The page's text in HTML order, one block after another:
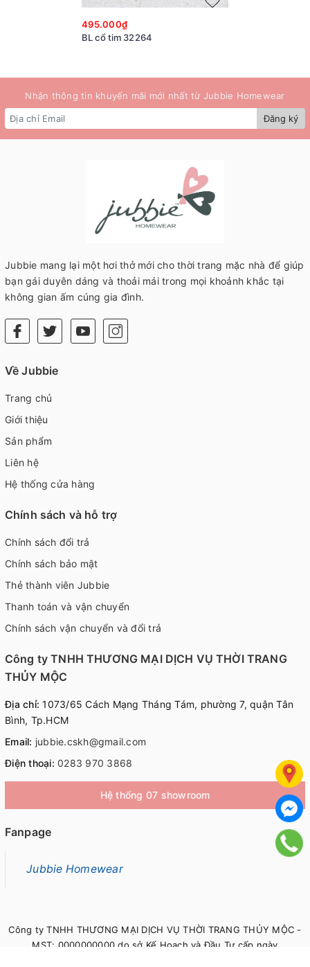
495.000₫
BL cổ tim 32264
Nhận thông tin khuyến mãi mới nhất từ Jubbie Homewear
Đăng ký
Jubbie mang lại một hơi thở mới cho thời trang mặc nhà để giúp
bạn gái duyên dáng và thoải mái trong mọi khoảnh khắc tại
không gian ấm cúng gia đình.
Về Jubbie
Trang chủ
Giới thiệu
Sản phẩm
Liên hệ
Hệ thống cửa hàng
Chính sách và hỗ trợ
Chính sách đổi trả
Chính sách bảo mật
Thẻ thành viên Jubbie
Thanh toán và vận chuyển
Chính sách vận chuyển và đổi trả
Công ty TNHH THƯƠNG MẠI DỊCH VỤ THỜI TRANG
THỦY MỘC
Địa chỉ: 1073/65 Cách Mạng Tháng Tám, phường 7, quận Tân
Bình, Tp.HCM
Email: jubbie.cskh@gmail.com
Điện thoại: 0283 970 3868
Hệ thống 07 showroom
Công ty TNHH THƯƠNG MẠI DỊCH VỤ THỜI TRANG THỦY MỘC -
MST: 0000000000 do sở Kế Hoạch và Đầu Tư cấp ngày
Fanpage
Jubbie Homewear